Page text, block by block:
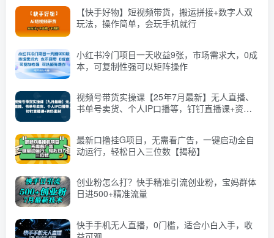
【快手好物】短视频带货，搬运拼接+数字人双
玩法，操作简单，会玩手机就行
小红书冷门项目一天收益9张，市场需求大，0成
本，可复制性强可以矩阵操作
视频号带货实操课【25年7月最新】无人直播、
书单号卖货、个人IP口播等，钉钉直播课+资料
最新口撸挂G项目，无需看广告，一键启动全自
动运行，轻松日入三位数【揭秘】
创业粉怎么打？快手精准引流创业粉，宝妈群体
日进500+精准流量
快手手机无人直播，0门槛，适合小白入手，收